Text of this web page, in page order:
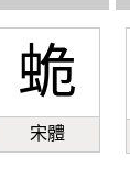
蛫
宋體